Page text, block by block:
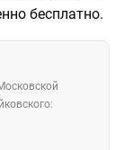
бесплатно.